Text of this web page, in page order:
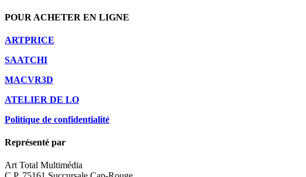
POUR ACHETER EN LIGNE
ARTPRICE
SAATCHI
MACVR3D
ATELIER DE LO
Politique de confidentialité
Représenté par
Art Total Multimédia